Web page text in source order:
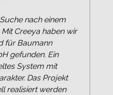
nach einem
Creeya haben wir
für Baumann
gefunden. Ein
System mit
Das Projekt
realisiert werden